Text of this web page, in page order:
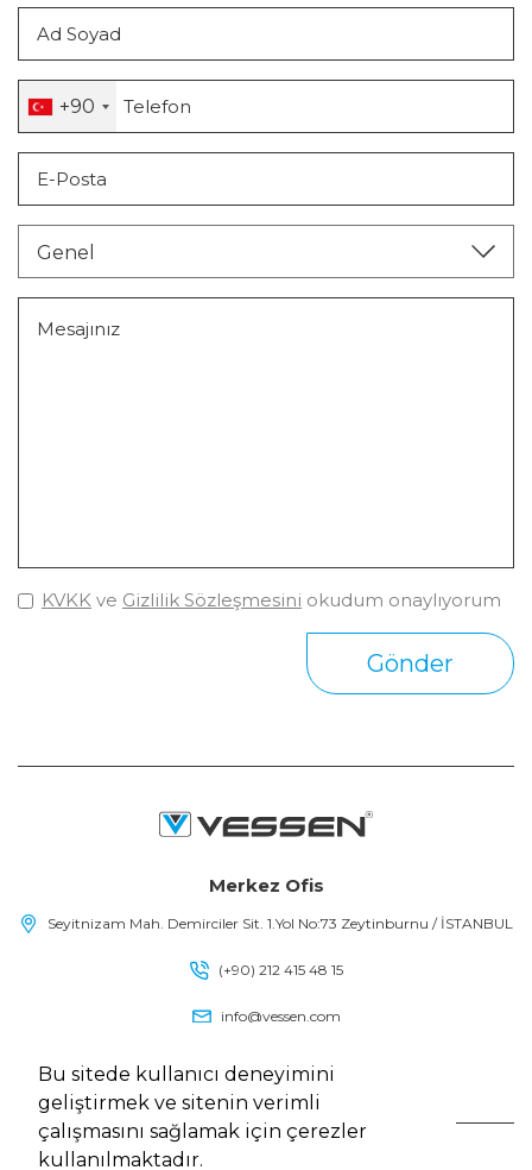
Bu sitede kullanıcı deneyimini
geliştirmek ve sitenin verimli
çalışmasını sağlamak için çerezler
kullanılmaktadır.
+90
Genel
KVKK ve Gizlilik Sözleşmesini okudum onaylıyorum
Gönder
Merkez Ofis
Seyitnizam Mah. Demirciler Sit. 1.Yol No:73 Zeytinburnu / İSTANBUL
(+90) 212 415 48 15
info@vessen.com
Vessen, Tüm Hakları Saklıdır